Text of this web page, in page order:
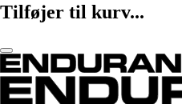
Tilføjer til kurv...